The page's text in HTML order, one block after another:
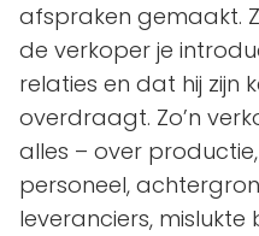
afspraken gemaakt.
de verkoper je
relaties en dat hij zijn
overdraagt. Zo’n
alles – over
personeel,
leveranciers,